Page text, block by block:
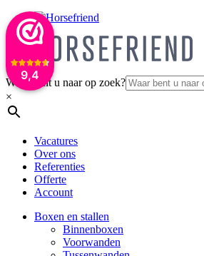
9,4
Waar bent u naar op zoek?
×
Vacatures
Over ons
Referenties
Offerte
Account
Boxen en stallen
Binnenboxen
Voorwanden